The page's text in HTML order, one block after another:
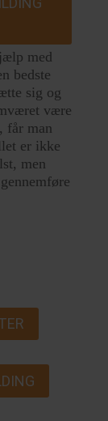
med
bedste
sig og
være
får man
er ikke
men